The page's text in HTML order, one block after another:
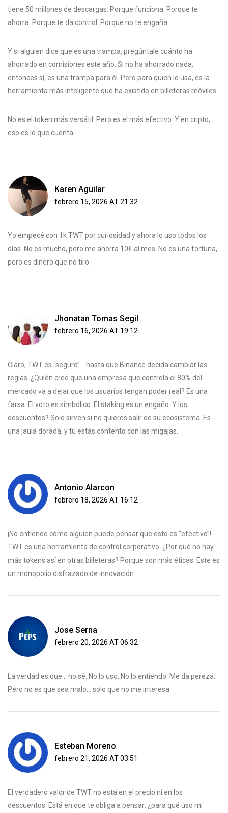
tiene 50 millones de descargas. Porque funciona. Porque te
ahorra. Porque te da control. Porque no te engaña.
Y si alguien dice que es una trampa, pregúntale cuánto ha
ahorrado en comisiones este año. Si no ha ahorrado nada,
entonces sí, es una trampa para él. Pero para quien lo usa, es la
herramienta más inteligente que ha existido en billeteras móviles.
No es el token más versátil. Pero es el más efectivo. Y en cripto,
eso es lo que cuenta.
Karen Aguilar
febrero 15, 2026 AT 21:32
Yo empecé con 1k TWT por curiosidad y ahora lo uso todos los
días. No es mucho, pero me ahorra 10€ al mes. No es una fortuna,
pero es dinero que no tiro.
Jhonatan Tomas Segil
febrero 16, 2026 AT 19:12
Claro, TWT es “seguro”... hasta que Binance decida cambiar las
reglas. ¿Quién cree que una empresa que controla el 80% del
mercado va a dejar que los usuarios tengan poder real? Es una
farsa. El voto es simbólico. El staking es un engaño. Y los
descuentos? Solo sirven si no quieres salir de su ecosistema. Es
una jaula dorada, y tú estás contento con las migajas.
Antonio Alarcon
febrero 18, 2026 AT 16:12
¡No entiendo cómo alguien puede pensar que esto es “efectivo”!
TWT es una herramienta de control corporativo. ¿Por qué no hay
más tokens así en otras billeteras? Porque son más éticas. Este es
un monopolio disfrazado de innovación.
Jose Serna
febrero 20, 2026 AT 06:32
La verdad es que... no sé. No lo uso. No lo entiendo. Me da pereza.
Pero no es que sea malo... solo que no me interesa.
Esteban Moreno
febrero 21, 2026 AT 03:51
El verdadero valor de TWT no está en el precio ni en los
descuentos. Está en que te obliga a pensar: ¿para qué uso mi